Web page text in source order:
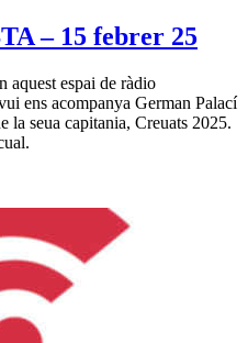
– 15 febrer 25
aquest espai de ràdio
ens acompanya German Palací
la seua capitania, Creuats 2025.